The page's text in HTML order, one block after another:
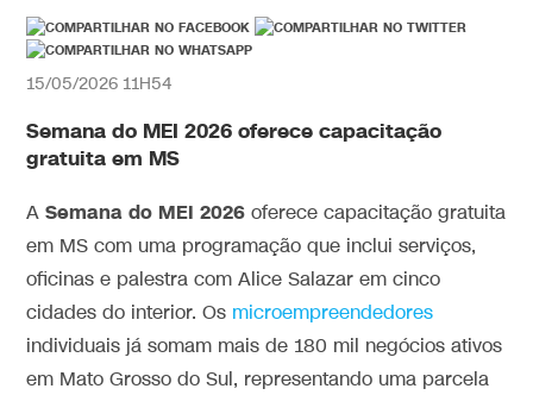
15/05/2026 11H54
Semana do MEI 2026 oferece capacitação
gratuita em MS
ASemana do MEI 2026 oferece capacitação gratuita
em MS com uma programação que inclui serviços,
oficinas e palestra com Alice Salazar em cinco
cidades do interior. Os microempreendedores
individuais já somam mais de 180 mil negócios ativos
em Mato Grosso do Sul, representando uma parcela